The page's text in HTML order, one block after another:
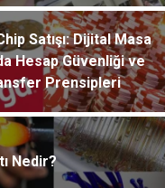
Satışı: Dijital Masa
Hesap Güvenliği ve
Prensipleri
Nedir?